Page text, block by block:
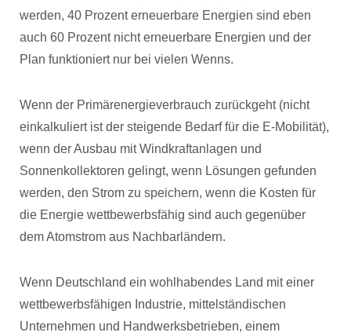
werden, 40 Prozent erneuerbare Energien sind eben
auch 60 Prozent nicht erneuerbare Energien und der
Plan funktioniert nur bei vielen Wenns.
Wenn der Primärenergieverbrauch zurückgeht (nicht
einkalkuliert ist der steigende Bedarf für die E-Mobilität),
wenn der Ausbau mit Windkraftanlagen und
Sonnenkollektoren gelingt, wenn Lösungen gefunden
werden, den Strom zu speichern, wenn die Kosten für
die Energie wettbewerbsfähig sind auch gegenüber
dem Atomstrom aus Nachbarländern.
Wenn Deutschland ein wohlhabendes Land mit einer
wettbewerbsfähigen Industrie, mittelständischen
Unternehmen und Handwerksbetrieben, einem